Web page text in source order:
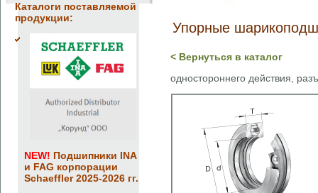
Каталоги поставляемой
продукции:
NEW! Подшипники INA
и FAG корпорации
Schaeffler 2025-2026 гг.
Упорные
< Вернуться в каталог
одностороннего действия,